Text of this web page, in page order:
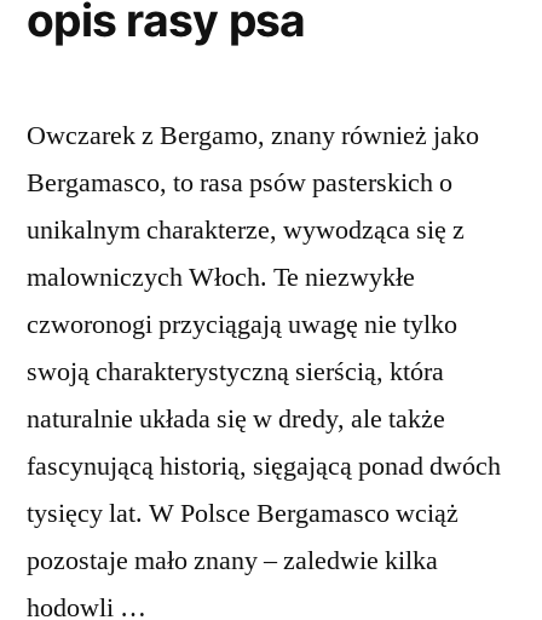
opis rasy psa
Owczarek z Bergamo, znany również jako
Bergamasco, to rasa psów pasterskich o
unikalnym charakterze, wywodząca się z
malowniczych Włoch. Te niezwykłe
czworonogi przyciągają uwagę nie tylko
swoją charakterystyczną sierścią, która
naturalnie układa się w dredy, ale także
fascynującą historią, sięgającą ponad dwóch
tysięcy lat. W Polsce Bergamasco wciąż
pozostaje mało znany – zaledwie kilka
hodowli …